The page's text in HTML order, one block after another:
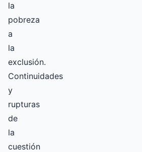
la
pobreza
a
la
exclusión.
Continuidades
y
rupturas
de
la
cuestión